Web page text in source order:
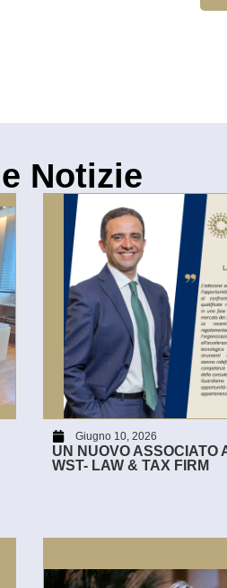
Notizie
Giugno 10, 2026
UN NUOVO ASSOCIATO
WST- LAW & TAX FIRM